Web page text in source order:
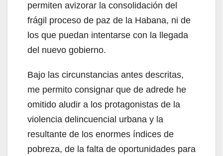
permiten avizorar la consolidación del
frágil proceso de paz de la Habana, ni de
los que puedan intentarse con la llegada
del nuevo gobierno.
Bajo las circunstancias antes descritas,
me permito consignar que de adrede he
omitido aludir a los protagonistas de la
violencia delincuencial urbana y la
resultante de los enormes índices de
pobreza, de la falta de oportunidades para